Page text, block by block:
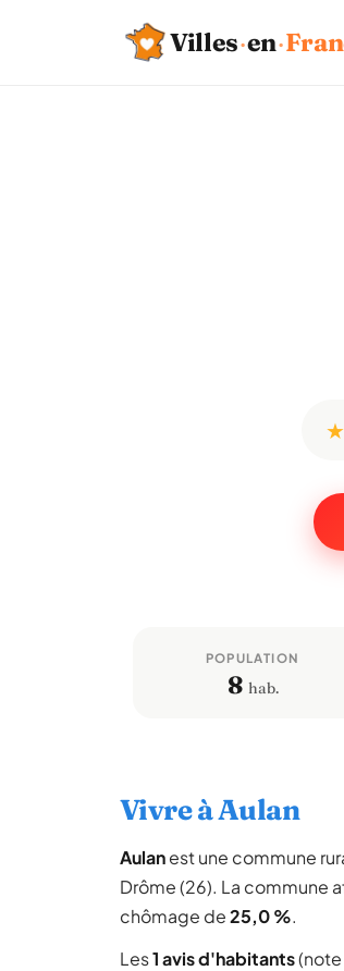
Villes·en·
POPULATION
8 hab.
Vivre à Aulan
Aulanest une commune
Drôme (26). La commune
chômage de25,0 %.
Les1 avis d'habitants